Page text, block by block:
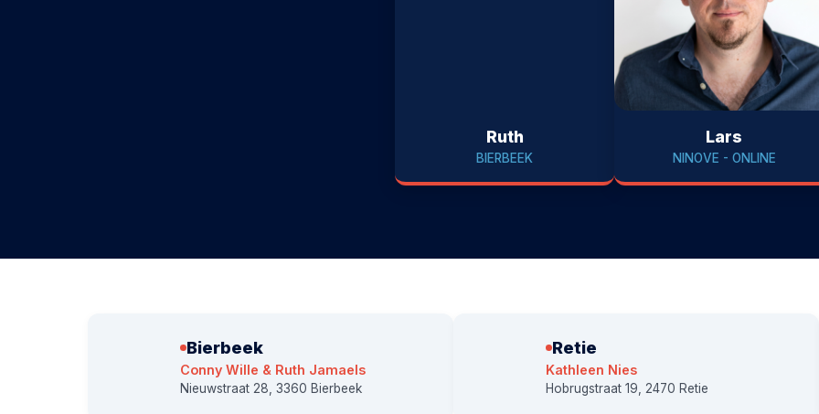
Ruth
BIERBEEK
Lars
NINOVE - ONLINE
Bierbeek
Conny Wille & Ruth Jamaels
Nieuwstraat 28, 3360 Bierbeek
Retie
Kathleen Nies
Hobrugstraat 19, 2470 Retie